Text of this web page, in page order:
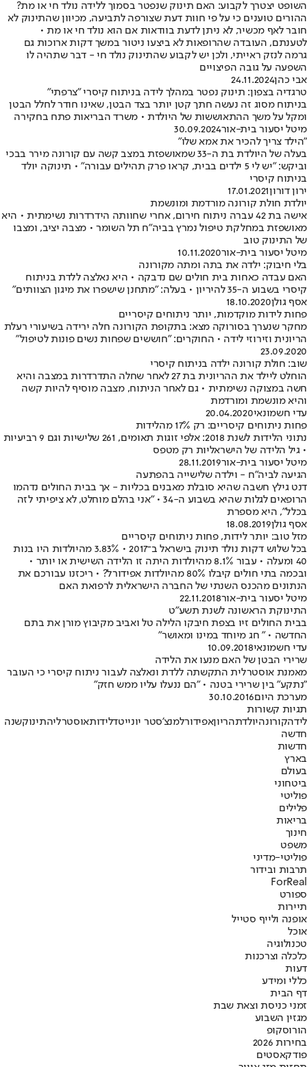
השופט יצטרך לקבוע: האם תינוק שנפטר בסמוך ללידה נולד חי או מת?
ההורים טוענים כי על פי חוות דעת שצורפה לתביעה, מכיוון שהתינוק לא
חובר לאף מכשיר, לא ניתן לדעת בוודאות אם הוא נולד חי או מת •
לטענתם, העובדה שהרופאות לא ביצעו ניטור במשך דקות ארוכות גם
גרמה לנזק ראייתי, ולכן יש לקבוע שהתינוק נולד חי - דבר שתהיה לו
השפעה על גובה הפיצויים
אבי כהן24.11.2024
טרגדיה בצפון: תינוק נפטר במהלך לידה בניתוח קיסרי "צרפתי"
בניתוח מסוג זה נעשה חתך קטן יותר בצד הבטן, שאינו חודר לחלל הבטן
ומקל על משך ההתאוששות של היולדת • משרד הבריאות פתח בחקירה
מיטל יסעור בית-אור30.09.2024
"הילד צריך להכיר את אמא שלו"
בעלה של היולדת בת ה-33 שמאושפזת במצב קשה עם קורונה מירר בבכי
וביקש: "יש לי 5 ילדים בבית, קראו פרק תהילים עבורה" • תינוקה יולד
בניתוח קיסרי
ירון דורון17.01.2021
יולדת חולת קורונה מורדמת ומונשמת
אישה בת 42 עברה ניתוח חירום, אחרי שחוותה הידרדרות נשימתית • היא
מאושפזת במחלקת טיפול נמרץ בביה"ח תל השומר • מצבה יציב, ומצבו
של התינוק טוב
מיטל יסעור בית-אור10.11.2020
בלי חיבוק: ילדה את בתה ומתה מקורונה
האם עבדה כאחות בית חולים שם נדבקה • היא נאלצה ללדת בניתוח
קיסרי בשבוע ה-35 להיריון • בעלה: "מתחנן שישפרו את מיגון הצוותים"
אסף גולן18.10.2020
פחות לידות מוקדמות, יותר ניתוחים קיסריים
מחקר שנערך בסורוקה מצא: בתקופת הקורונה חלה ירידה בשיעורי רעלת
הריונית וזירוזי לידה • החוקרים: "חוששים שפחות נשים פונות לטיפול"
23.09.2020
שוב: חולת קורונה ילדה בניתוח קיסרי
הוחלט ליילד את ההריונית בת 27 לאחר שחלה התדרדרות במצבה והיא
חשה במצוקה נשימתית • גם לאחר הניתוח, מצבה מוסיף להיות קשה
והיא מונשמת ומורדמת
עדי חשמונאי20.04.2020
פחות ניתוחים קיסריים: רק 17% מהלידות
נתוני הלידות לשנת 2018: אלפי זוגות תאומים, 261 שלישיות וגם 9 רביעיות
• גיל הלידה של הישראליות רק מטפס
מיטל יסעור בית-אור28.11.2019
הגיעה לביה"ח - וילדה שלישייה בהפתעה
דנט גילץ חשבה שהיא סובלת מאבנים בכליות - אך בבית החולים נדהמו
הרופאים לגלות שהיא בשבוע ה-34 • "אני בהלם מוחלט, לא ציפיתי לזה
בכלל", היא מספרת
אסף גולן18.08.2019
מזל טוב: יותר לידות, פחות ניתוחים קיסריים
בכל שלוש דקות נולד תינוק בישראל ב־2017 • 3.83% מהיולדות היו בנות
40 ומעלה • עבור 8.1% מהיולדות היתה זו הלידה השישית או יותר •
ובכמה בתי חולים קיבלו 80% מהיולדות אפידורל? • ריכזנו עבורכם את
הנתונים מהכנס השנתי של החברה הישראלית לרפואת האם
מיטל יסעור בית-אור22.11.2018
התינוקת הראשונה לשנת תשע"ט
בבית החולים זיו בצפת חיבקו הלילה טל ואביב מקיבוץ מורן את בתם
החדשה • " חג מיוחד במינו ומאושר"
עדי חשמונאי10.09.2018
שרירי הבטן של האם מנעו את הלידה
מאמנת אוסטרלית התקשתה ללדת ונאלצה לעבור ניתוח קיסרי כי העובר
"נתקע" בין שרירי בטנה • "הם ננעלו עליו ממש חזק"
מערכת היום30.10.2016
תגיות קשורות
לידהקורונהיולדתהריוןאפידורלמנצ'סטר יונייטדלידותאוסטרליהתינוקשנה
חדשה
חדשות
בארץ
בעולם
ביטחוני
פוליטי
פלילים
בריאות
חינוך
משפט
פוליטי-מדיני
תרבות ובידור
ForReal
ספורט
תיירות
אופנה ולייף סטייל
אוכל
טכנולוגיה
כלכלה וצרכנות
דעות
כללי ומידע
דף הבית
זמני כניסת וצאת שבת
מגזין השבוע
הורוסקופ
בחירות 2026
פודקאסטים